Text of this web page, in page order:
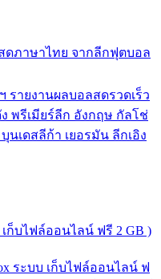
สดภาษาไทย จากลีกฟุตบอล
รายงานผลบอลสดรวดเร็ว
พรีเมียร์ลีก อังกฤษ กัลโช่
นเดสลีก้า เยอรมัน ลีกเอิง
เก็บไฟล์ออนไลน์ ฟรี 2 GB )
ระบบ เก็บไฟล์ออนไลน์ ฟ